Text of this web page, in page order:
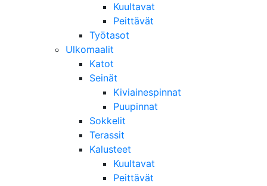
Kuultavat
Peittävät
Työtasot
Ulkomaalit
Katot
Seinät
Kiviainespinnat
Puupinnat
Sokkelit
Terassit
Kalusteet
Kuultavat
Peittävät